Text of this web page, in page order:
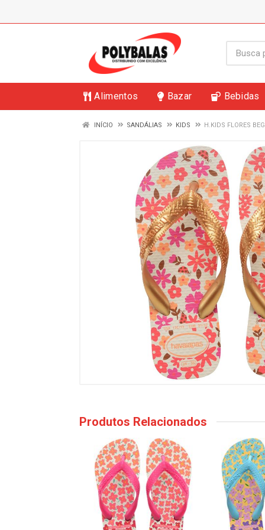
Alimentos Bazar Bebidas
INÍCIO SANDÁLIAS KIDS H.KIDS FLORES
Produtos Relacionados